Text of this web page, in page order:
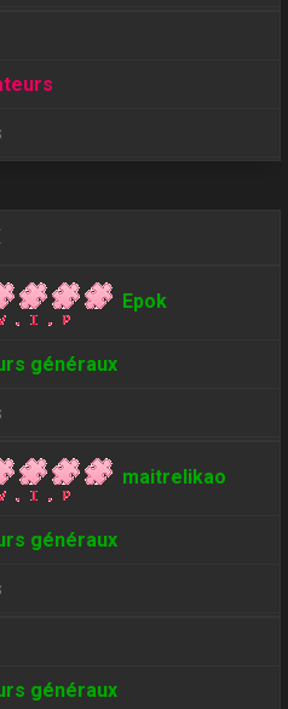
Epok
généraux
maitrelikao
généraux
généraux